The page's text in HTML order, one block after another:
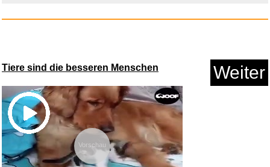
McAfee Total Protection, 5-Ger...
Tiere sind die besseren Menschen Weiter
Vorschau